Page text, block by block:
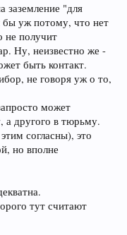
заземление "для
бы уж потому, что нет
не получит
Ну, неизвестно же -
быть контакт.
не говоря уж о то,
может
а другого в тюрьму.
согласны), это
но вполне
тут считают